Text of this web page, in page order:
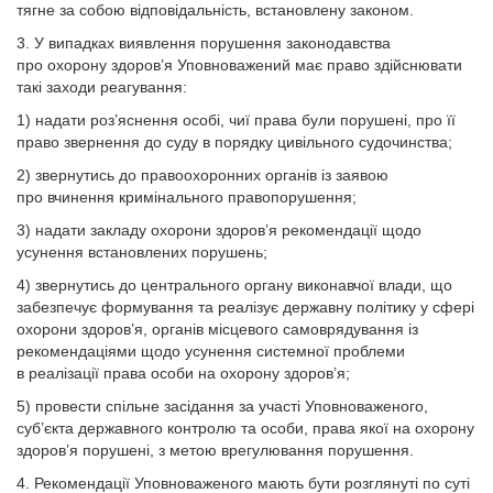
тягне за собою відповідальність, встановлену законом.
3. У випадках виявлення порушення законодавства
про охорону здоров’я Уповноважений має право здійснювати
такі заходи реагування:
1) надати роз’яснення особі, чиї права були порушені, про її
право звернення до суду в порядку цивільного судочинства;
2) звернутись до правоохоронних органів із заявою
про вчинення кримінального правопорушення;
3) надати закладу охорони здоров’я рекомендації щодо
усунення встановлених порушень;
4) звернутись до центрального органу виконавчої влади, що
забезпечує формування та реалізує державну політику у сфері
охорони здоров’я, органів місцевого самоврядування із
рекомендаціями щодо усунення системної проблеми
в реалізації права особи на охорону здоров’я;
5) провести спільне засідання за участі Уповноваженого,
суб’єкта державного контролю та особи, права якої на охорону
здоров’я порушені, з метою врегулювання порушення.
4. Рекомендації Уповноваженого мають бути розглянуті по суті